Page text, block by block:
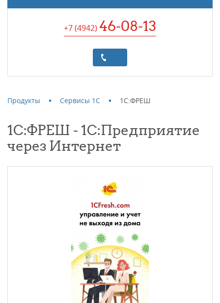
+7 (4942) 46-08-13
Продукты Сервисы 1С 1С:ФРЕШ
1С:ФРЕШ - 1С:Предприятие
через Интернет